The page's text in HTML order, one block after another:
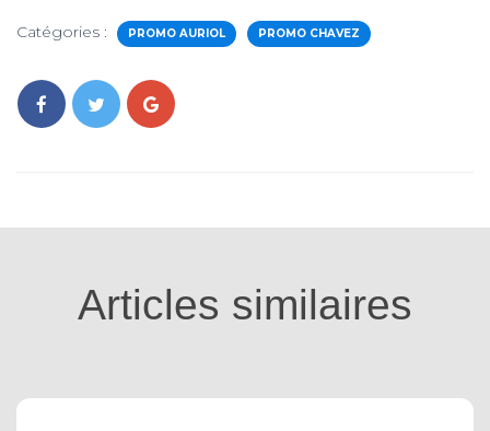
Catégories : PROMO AURIOL PROMO CHAVEZ
Articles similaires